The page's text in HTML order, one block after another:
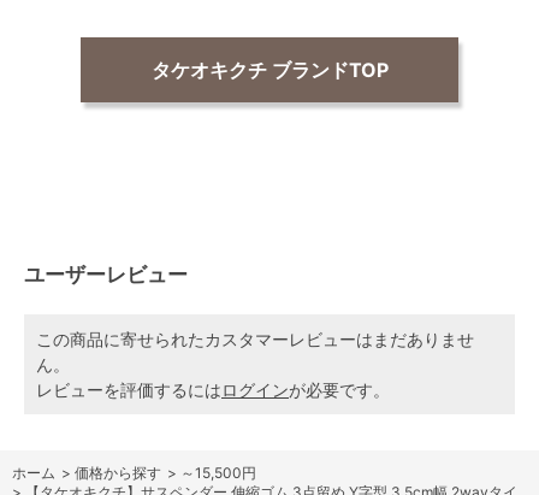
タケオキクチ ブランドTOP
ユーザーレビュー
この商品に寄せられたカスタマーレビューはまだありませ
ん。
レビューを評価するにはログインが必要です。
ホーム > 価格から探す > ～15,500円